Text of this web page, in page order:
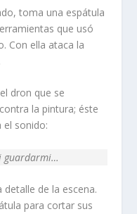
toma una espátula
que usó
Con ella ataca la
dron que se
la pintura; éste
el sonido:
guardarmi…
de la escena.
para cortar sus